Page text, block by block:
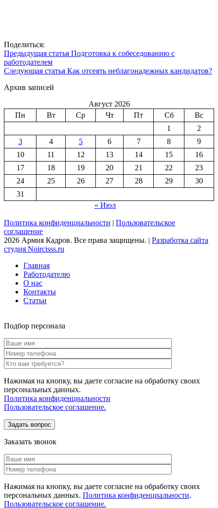
Поделиться:
Предыдущая статья Подготовка к собеседованию с
работодателем
Следующая статья Как отсеять неблагонадежных кандидатов?
Архив записей
Август 2026
Пн
Вт Ср Чт Пт Сб
Вс
1
2
3
4 5 6 7 8
9
10
11 12 13 14 15
16
17
18 19 20 21 22
23
24
25 26 27 28 29
30
31
« Июл
Политика конфиденциальности | Пользовательское
соглашение
2026 Армия Кадров. Все права защищены. | Разработка сайта
студия Noircisss.ru
Главная
Работодателю
О нас
Контакты
Статьи
Подбор персонала
Нажимая на кнопку, вы даете согласие на обработку своих
персональных данных.
Политика конфиденциальности
Пользовательское соглашение.
Заказать звонок
Нажимая на кнопку, вы даете согласие на обработку своих
персональных данных. Политика конфиденциальности.
Пользовательское соглашение.